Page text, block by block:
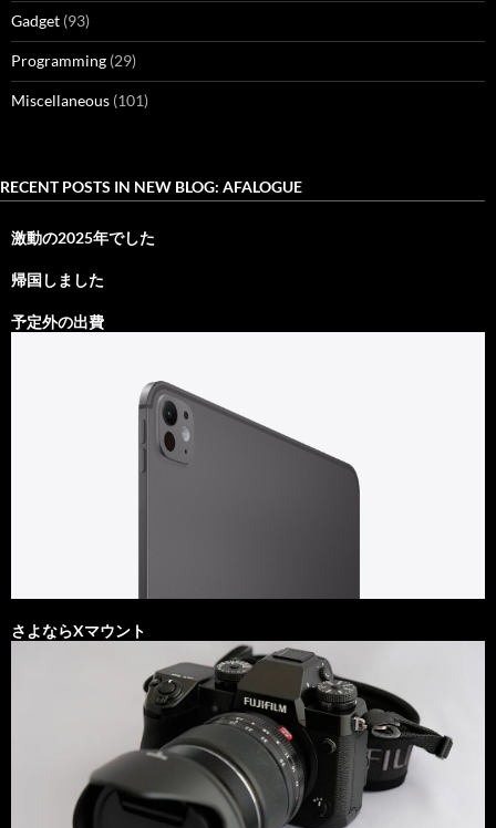
Gadget (93)
Programming (29)
Miscellaneous (101)
RECENT POSTS IN NEW BLOG: AFALOGUE
激動の2025年でした
帰国しました
予定外の出費
さよならXマウント